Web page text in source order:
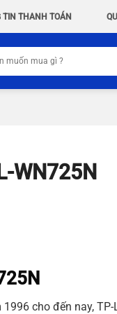
TIN THANH TOÁN
WN725N
cho đến nay, TP-